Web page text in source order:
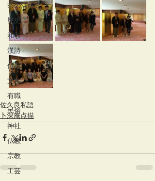
茶の湯研究
歴史
和歌
漢詩
俳諧
文学
有職
民俗
神社
仏教
宗教
工芸
佐久良私語
卜深庵点描